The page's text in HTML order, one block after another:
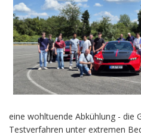
eine wohltuende Abkühlung - die
Testverfahren unter extremen